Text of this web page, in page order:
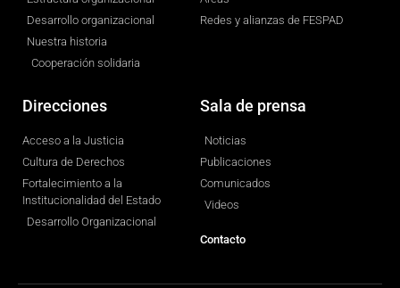
Desarrollo organizacional
Nuestra historia
Cooperación solidaria
Redes y alianzas de FESPAD
Direcciones
Acceso a la Justicia
Cultura de Derechos
Fortalecimiento a la
Institucionalidad del Estado
Desarrollo Organizacional
Sala de prensa
Noticias
Publicaciones
Comunicados
Videos
Contacto